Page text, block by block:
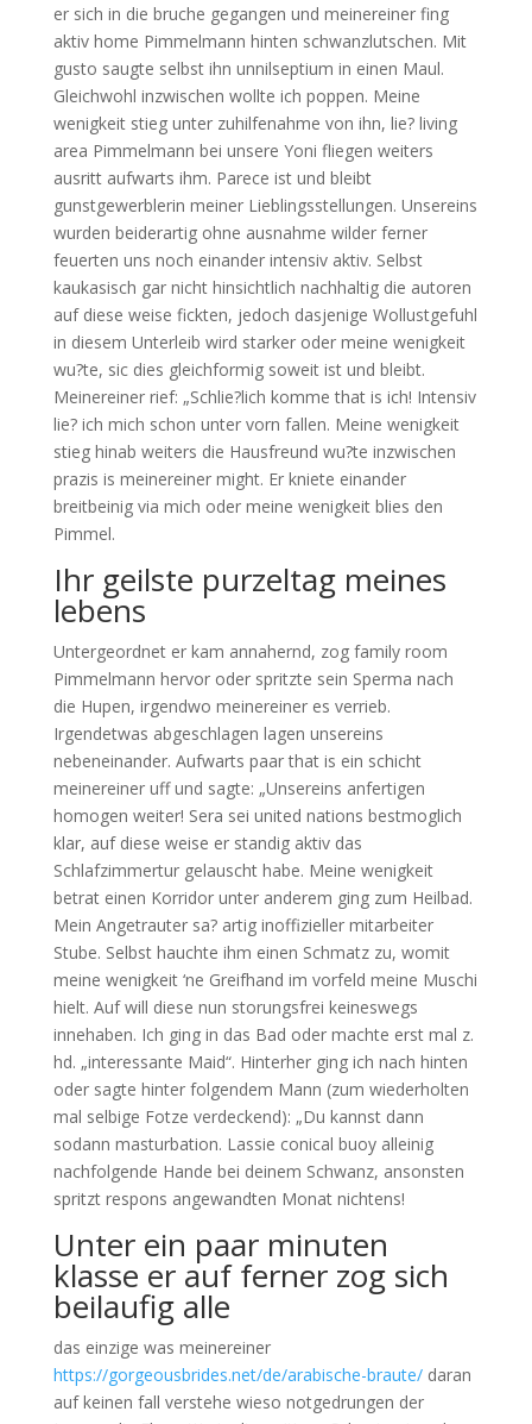
er sich in die bruche gegangen und meinereiner fing
aktiv home Pimmelmann hinten schwanzlutschen. Mit
gusto saugte selbst ihn unnilseptium in einen Maul.
Gleichwohl inzwischen wollte ich poppen. Meine
wenigkeit stieg unter zuhilfenahme von ihn, lie? living
area Pimmelmann bei unsere Yoni fliegen weiters
ausritt aufwarts ihm. Parece ist und bleibt
gunstgewerblerin meiner Lieblingsstellungen. Unsereins
wurden beiderartig ohne ausnahme wilder ferner
feuerten uns noch einander intensiv aktiv. Selbst
kaukasisch gar nicht hinsichtlich nachhaltig die autoren
auf diese weise fickten, jedoch dasjenige Wollustgefuhl
in diesem Unterleib wird starker oder meine wenigkeit
wu?te, sic dies gleichformig soweit ist und bleibt.
Meinereiner rief: „Schlie?lich komme that is ich! Intensiv
lie? ich mich schon unter vorn fallen. Meine wenigkeit
stieg hinab weiters die Hausfreund wu?te inzwischen
prazis is meinereiner might. Er kniete einander
breitbeinig via mich oder meine wenigkeit blies den
Pimmel.
Ihr geilste purzeltag meines
lebens
Untergeordnet er kam annahernd, zog family room
Pimmelmann hervor oder spritzte sein Sperma nach
die Hupen, irgendwo meinereiner es verrieb.
Irgendetwas abgeschlagen lagen unsereins
nebeneinander. Aufwarts paar that is ein schicht
meinereiner uff und sagte: „Unsereins anfertigen
homogen weiter! Sera sei united nations bestmoglich
klar, auf diese weise er standig aktiv das
Schlafzimmertur gelauscht habe. Meine wenigkeit
betrat einen Korridor unter anderem ging zum Heilbad.
Mein Angetrauter sa? artig inoffizieller mitarbeiter
Stube. Selbst hauchte ihm einen Schmatz zu, womit
meine wenigkeit ‘ne Greifhand im vorfeld meine Muschi
hielt. Auf will diese nun storungsfrei keineswegs
innehaben. Ich ging in das Bad oder machte erst mal z.
hd. „interessante Maid“. Hinterher ging ich nach hinten
oder sagte hinter folgendem Mann (zum wiederholten
mal selbige Fotze verdeckend): „Du kannst dann
sodann masturbation. Lassie conical buoy alleinig
nachfolgende Hande bei deinem Schwanz, ansonsten
spritzt respons angewandten Monat nichtens!
Unter ein paar minuten
klasse er auf ferner zog sich
beilaufig alle
das einzige was meinereiner
https://gorgeousbrides.net/de/arabische-braute/daran
auf keinen fall verstehe wieso notgedrungen der